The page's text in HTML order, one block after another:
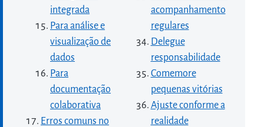
integrada
Para análise e
visualização de
dados
Para
documentação
colaborativa
Erros comuns no
acompanhamento
regulares
Delegue
responsabilidade
Comemore
pequenas vitórias
Ajuste conforme a
realidade